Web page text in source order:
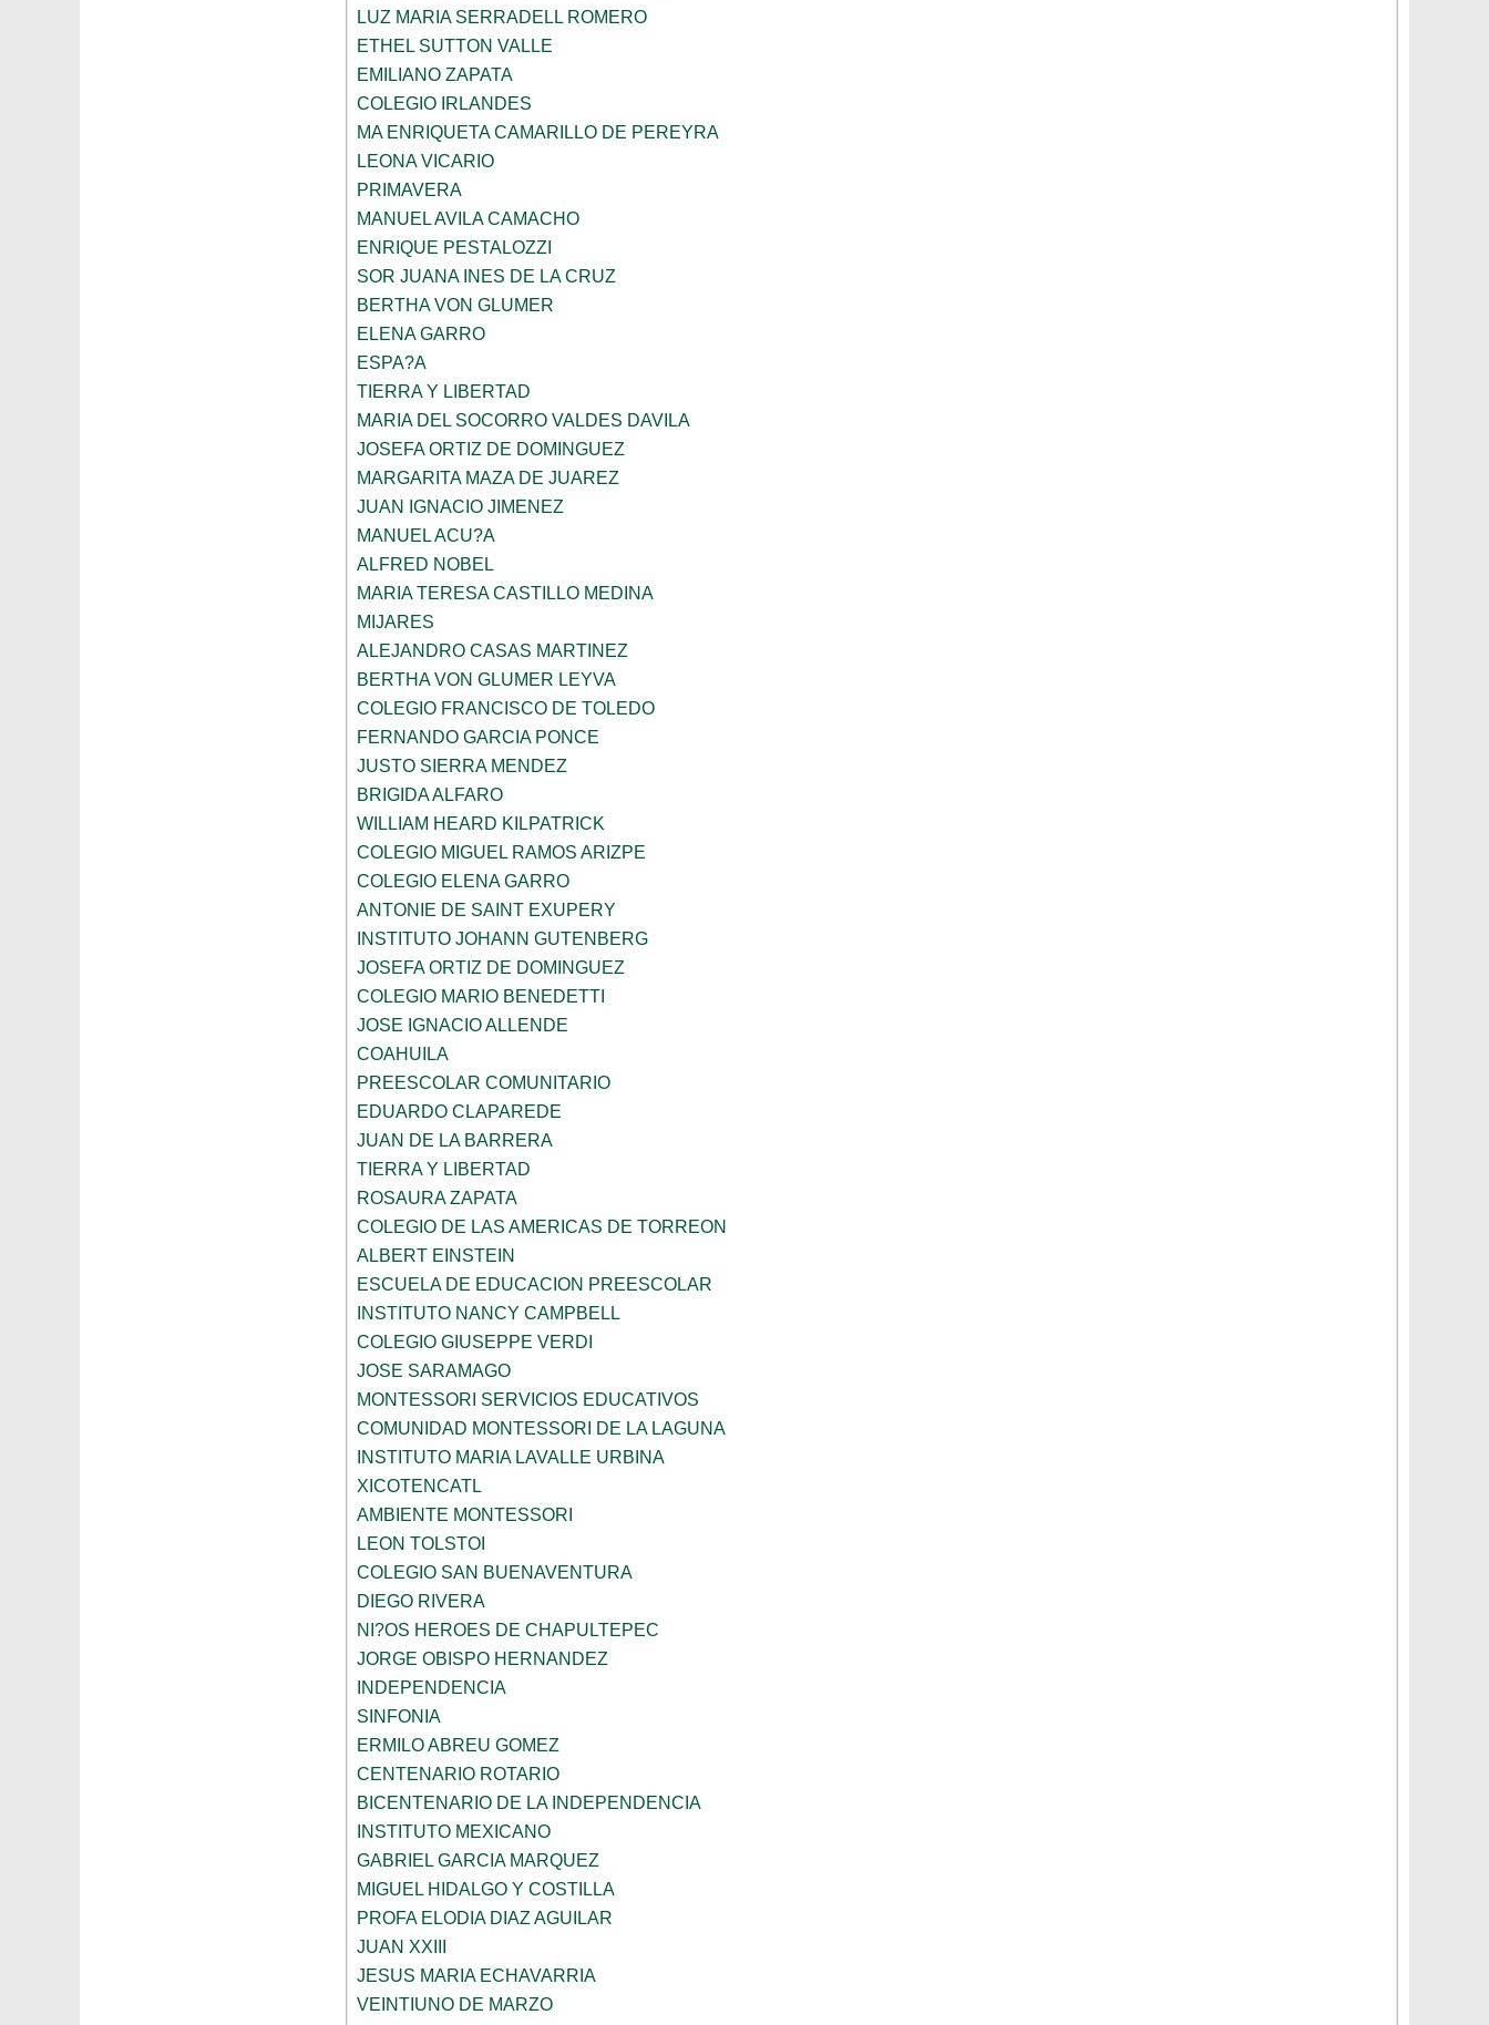
LUZ MARIA SERRADELL ROMERO
ETHEL SUTTON VALLE
EMILIANO ZAPATA
COLEGIO IRLANDES
MA ENRIQUETA CAMARILLO DE PEREYRA
LEONA VICARIO
PRIMAVERA
MANUEL AVILA CAMACHO
ENRIQUE PESTALOZZI
SOR JUANA INES DE LA CRUZ
BERTHA VON GLUMER
ELENA GARRO
ESPA?A
TIERRA Y LIBERTAD
MARIA DEL SOCORRO VALDES DAVILA
JOSEFA ORTIZ DE DOMINGUEZ
MARGARITA MAZA DE JUAREZ
JUAN IGNACIO JIMENEZ
MANUEL ACU?A
ALFRED NOBEL
MARIA TERESA CASTILLO MEDINA
MIJARES
ALEJANDRO CASAS MARTINEZ
BERTHA VON GLUMER LEYVA
COLEGIO FRANCISCO DE TOLEDO
FERNANDO GARCIA PONCE
JUSTO SIERRA MENDEZ
BRIGIDA ALFARO
WILLIAM HEARD KILPATRICK
COLEGIO MIGUEL RAMOS ARIZPE
COLEGIO ELENA GARRO
ANTONIE DE SAINT EXUPERY
INSTITUTO JOHANN GUTENBERG
JOSEFA ORTIZ DE DOMINGUEZ
COLEGIO MARIO BENEDETTI
JOSE IGNACIO ALLENDE
COAHUILA
PREESCOLAR COMUNITARIO
EDUARDO CLAPAREDE
JUAN DE LA BARRERA
TIERRA Y LIBERTAD
ROSAURA ZAPATA
COLEGIO DE LAS AMERICAS DE TORREON
ALBERT EINSTEIN
ESCUELA DE EDUCACION PREESCOLAR
INSTITUTO NANCY CAMPBELL
COLEGIO GIUSEPPE VERDI
JOSE SARAMAGO
MONTESSORI SERVICIOS EDUCATIVOS
COMUNIDAD MONTESSORI DE LA LAGUNA
INSTITUTO MARIA LAVALLE URBINA
XICOTENCATL
AMBIENTE MONTESSORI
LEON TOLSTOI
COLEGIO SAN BUENAVENTURA
DIEGO RIVERA
NI?OS HEROES DE CHAPULTEPEC
JORGE OBISPO HERNANDEZ
INDEPENDENCIA
SINFONIA
ERMILO ABREU GOMEZ
CENTENARIO ROTARIO
BICENTENARIO DE LA INDEPENDENCIA
INSTITUTO MEXICANO
GABRIEL GARCIA MARQUEZ
MIGUEL HIDALGO Y COSTILLA
PROFA ELODIA DIAZ AGUILAR
JUAN XXIII
JESUS MARIA ECHAVARRIA
VEINTIUNO DE MARZO